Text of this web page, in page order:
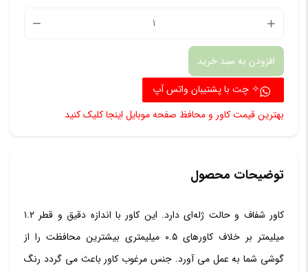
A12
عدد
افزودن به سبد خرید
✧ چت با پشتیبان واتس آپ
بهترین قیمت کاور و محافظ صفحه موبایل اینجا کلیک کنید
توضیحات محصول
کاور شفاف و حالت ژله‌ای دارد. این کاور با اندازه دقیق و قطر ۱.۲
میلیمتر بر خلاف کاورهای ۰.۵ میلیمتری بیشترین محافظت را از
گوشی شما به عمل می آورد. جنس مرغوب کاور باعث می گردد رنگ